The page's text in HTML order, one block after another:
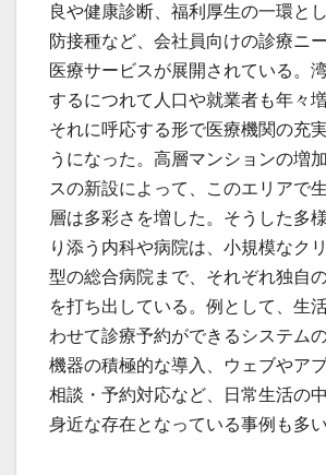
良や健康診断、福利厚生の一環と
防接種など、会社員向けの診療ニ
医療サービスが展開されている。
するにつれて人口や就業者も年々
それに呼応する形で医療機関の充
うになった。高層マンションの増
スの新設によって、このエリアで
層は多彩さを増した。そうした多
り添う内科や病院は、小規模なク
型の総合病院まで、それぞれ独自
を打ち出している。例として、生
わせて診療予約ができるシステム
機器の積極的な導入、ウェブやア
相談・予約対応など、日常生活の
身近な存在となっている事例も多い